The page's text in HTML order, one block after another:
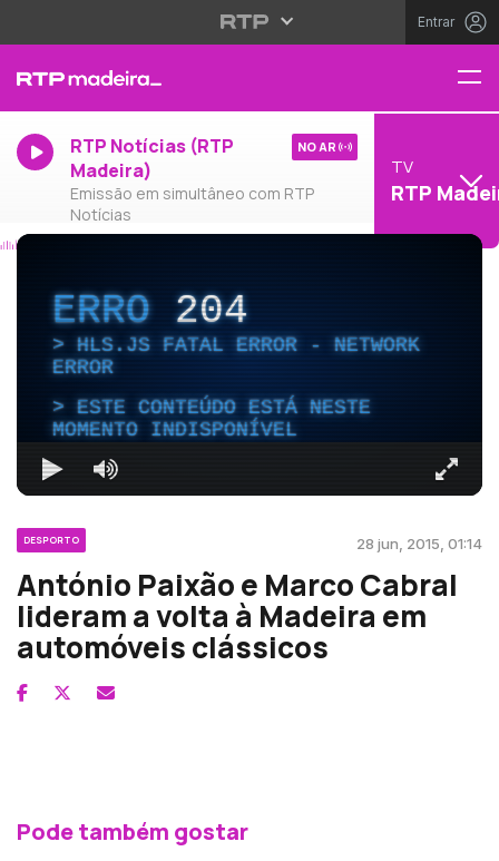
Entrar
RTP Notícias (RTP
Madeira)
Emissão em simultâneo com RTP
Notícias
NO AR
TV
RTP
ERRO204
HLS.JS FATAL ERROR - NETWORK
ERROR
ESTE CONTEÚDO ESTÁ NESTE
MOMENTO INDISPONÍVEL
DESPORTO 28 jun, 2015, 01:14
António Paixão e Marco Cabral
lideram a volta à Madeira em
automóveis clássicos
Pode também gostar